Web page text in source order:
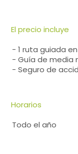
El precio incluye
- 1 ruta guiada
- Guía de media
- Seguro de
Horarios
Todo el año